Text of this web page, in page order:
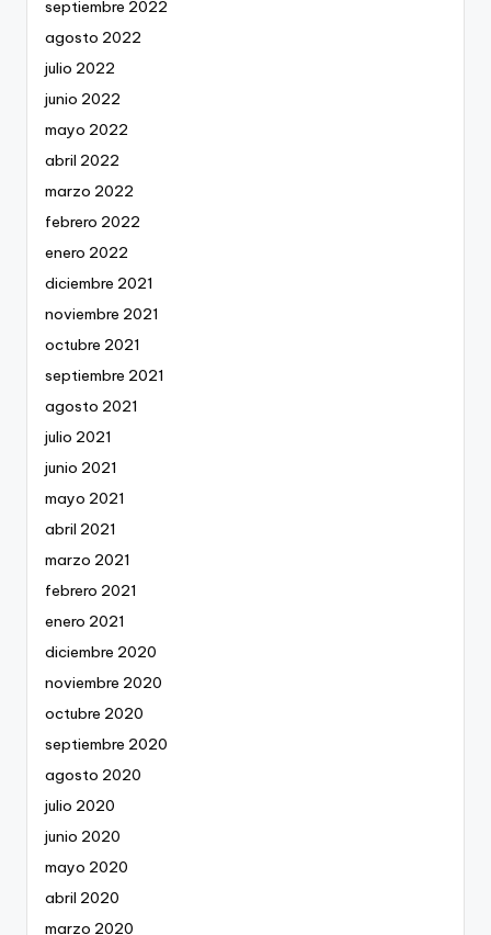
septiembre 2022
agosto 2022
julio 2022
junio 2022
mayo 2022
abril 2022
marzo 2022
febrero 2022
enero 2022
diciembre 2021
noviembre 2021
octubre 2021
septiembre 2021
agosto 2021
julio 2021
junio 2021
mayo 2021
abril 2021
marzo 2021
febrero 2021
enero 2021
diciembre 2020
noviembre 2020
octubre 2020
septiembre 2020
agosto 2020
julio 2020
junio 2020
mayo 2020
abril 2020
marzo 2020